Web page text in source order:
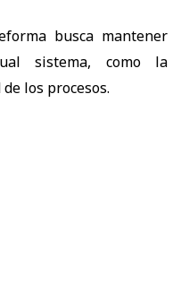
busca mantener
sistema, como la
los procesos.